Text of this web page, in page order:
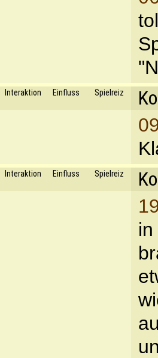
Interaktion Einfluss Spielreiz
Interaktion Einfluss Spielreiz